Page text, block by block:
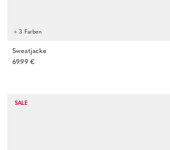
+ 3 Farben
Sweatjacke
69.99 €
SALE